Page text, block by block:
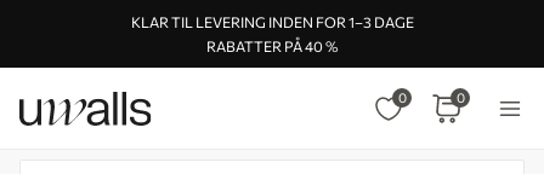
KLAR TIL LEVERING INDEN FOR 1–3 DAGE
RABATTER PÅ 40 %
0 0